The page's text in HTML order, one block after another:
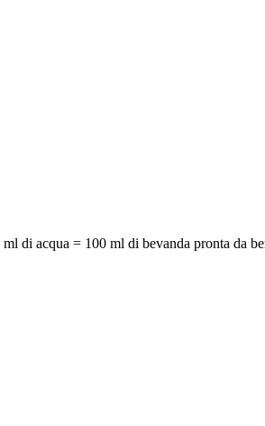
di acqua = 100 ml di bevanda pronta da